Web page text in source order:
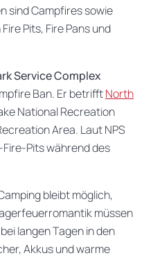
sind Campfires sowie
Pits, Fire Pans und
Service Complex
Ban. Er betrifftNorth
National Recreation
Area. Laut NPS
Pits während des
bleibt möglich,
müssen
langen Tagen in den
Akkus und warme